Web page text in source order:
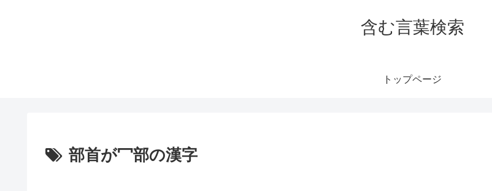
含む言葉検索
トップページ
部首が冖部の漢字